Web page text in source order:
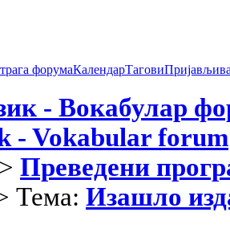
форумаКалендарТагови
- Вокабулар
- Vokabular forum
> Преведени
Тема: Изашло